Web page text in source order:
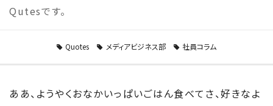
Qutesです。
Quotes メディアビジネス部 社員コラム
ああ、ようやくおなかいっぱいごはん食べてさ、好きなよ